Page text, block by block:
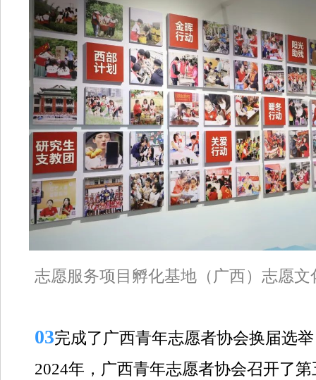
志愿服务项目孵化基地（广西）志愿文
03完成了广西青年志愿者协会换届选举
2024年，广西青年志愿者协会召开了